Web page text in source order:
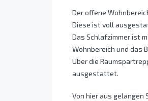
Der offene
Diese ist voll
Das Schlafzimmer ist
Wohnbereich und das
Über die
ausgestattet.
Von hier aus gelangen